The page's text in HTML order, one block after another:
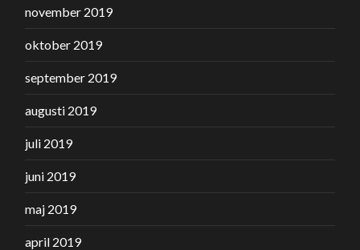
november 2019
oktober 2019
september 2019
augusti 2019
juli 2019
juni 2019
maj 2019
april 2019